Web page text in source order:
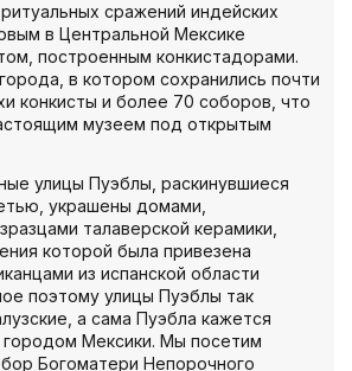
сражений индейских
в Центральной Мексике
построенным конкистадорами.
в котором сохранились почти
конкисты и более 70 соборов, что
музеем под открытым
улицы Пуэблы, раскинувшиеся
украшены домами,
талаверской керамики,
которой была привезена
из испанской области
поэтому улицы Пуэблы так
а сама Пуэбла кажется
Мексики. Мы посетим
Богоматери Непорочного